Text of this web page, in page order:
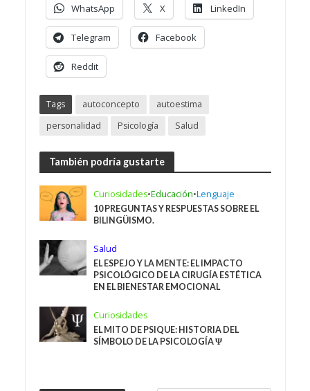
WhatsApp X LinkedIn
Telegram Facebook
Reddit
Tags autoconcepto
autoestima
personalidad
Psicología Salud
También podría gustarte
Curiosidades•Educación•Lenguaje
10 PREGUNTAS Y RESPUESTAS SOBRE EL
BILINGÜISMO.
Salud
EL ESPEJO Y LA MENTE: EL IMPACTO
PSICOLÓGICO DE LA CIRUGÍA ESTÉTICA
EN EL BIENESTAR EMOCIONAL
Curiosidades
EL MITO DE PSIQUE: HISTORIA DEL
SÍMBOLO DE LA PSICOLOGÍA Ψ